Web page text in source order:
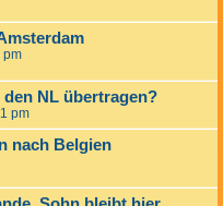
pm
NL übertragen?
pm
nach Belgien